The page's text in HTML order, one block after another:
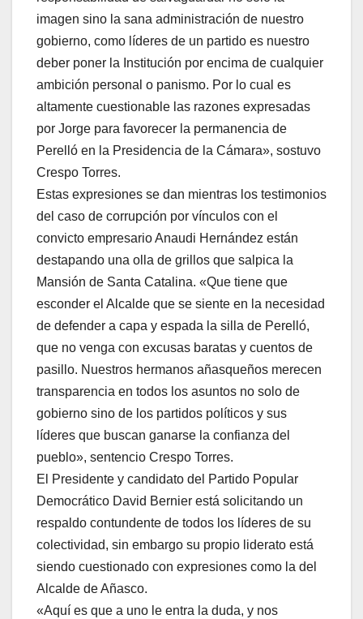
imagen sino la sana administración de nuestro
gobierno, como líderes de un partido es nuestro
deber poner la Institución por encima de cualquier
ambición personal o panismo. Por lo cual es
altamente cuestionable las razones expresadas
por Jorge para favorecer la permanencia de
Perelló en la Presidencia de la Cámara», sostuvo
Crespo Torres.
Estas expresiones se dan mientras los testimonios
del caso de corrupción por vínculos con el
convicto empresario Anaudi Hernández están
destapando una olla de grillos que salpica la
Mansión de Santa Catalina. «Que tiene que
esconder el Alcalde que se siente en la necesidad
de defender a capa y espada la silla de Perelló,
que no venga con excusas baratas y cuentos de
pasillo. Nuestros hermanos añasqueños merecen
transparencia en todos los asuntos no solo de
gobierno sino de los partidos políticos y sus
líderes que buscan ganarse la confianza del
pueblo», sentencio Crespo Torres.
El Presidente y candidato del Partido Popular
Democrático David Bernier está solicitando un
respaldo contundente de todos los líderes de su
colectividad, sin embargo su propio liderato está
siendo cuestionado con expresiones como la del
Alcalde de Añasco.
«Aquí es que a uno le entra la duda, y nos